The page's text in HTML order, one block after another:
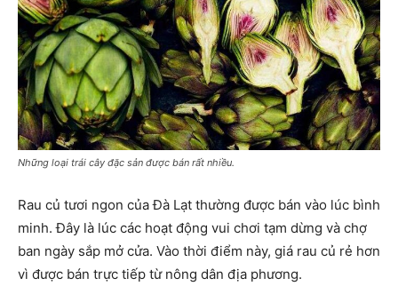
Những loại trái cây đặc sản được bán rất nhiều.
Rau củ tươi ngon của Đà Lạt thường được bán vào lúc bình
minh. Đây là lúc các hoạt động vui chơi tạm dừng và chợ
ban ngày sắp mở cửa. Vào thời điểm này, giá rau củ rẻ hơn
vì được bán trực tiếp từ nông dân địa phương.